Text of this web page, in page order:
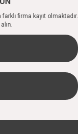
firma kayıt olmaktadır.